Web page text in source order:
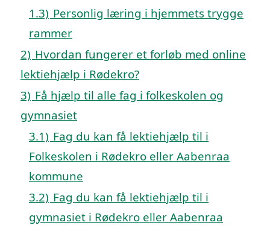
1.3) Personlig læring i hjemmets trygge
rammer
2) Hvordan fungerer et forløb med online
lektiehjælp i Rødekro?
3) Få hjælp til alle fag i folkeskolen og
gymnasiet
3.1) Fag du kan få lektiehjælp til i
Folkeskolen i Rødekro eller Aabenraa
kommune
3.2) Fag du kan få lektiehjælp til i
gymnasiet i Rødekro eller Aabenraa